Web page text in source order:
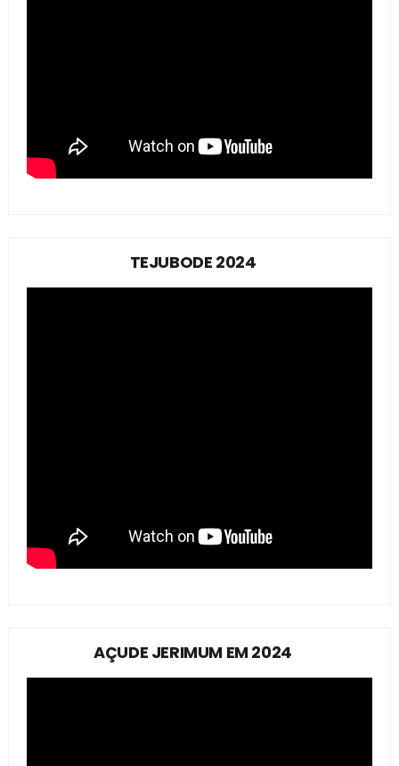
TEJUBODE 2024
AÇUDE JERIMUM EM 2024